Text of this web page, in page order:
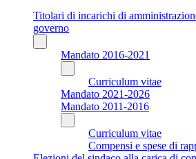
Titolari di incarichi di
governo
Mandato 2016-2021
Curriculum vitae
Mandato 2021-2026
Mandato 2011-2016
Curriculum vitae
Compensi e spese di